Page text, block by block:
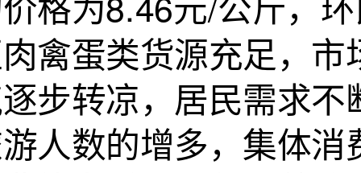
禽蛋类货源充足，
步转凉，居民需求
人数的增多，集体